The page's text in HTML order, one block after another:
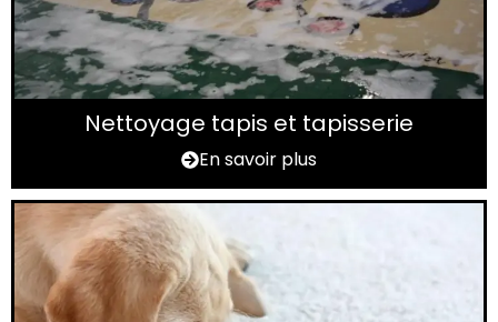
Nettoyage tapis et tapisserie
En savoir plus